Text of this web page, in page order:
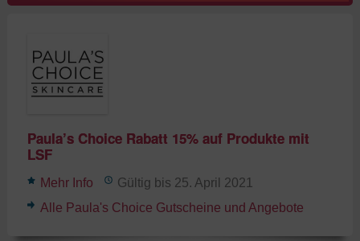
Paula’s Choice Rabatt 15% auf Produkte mit
LSF
Mehr Info
Gültig bis 25. April 2021
Alle Paula's Choice Gutscheine und Angebote